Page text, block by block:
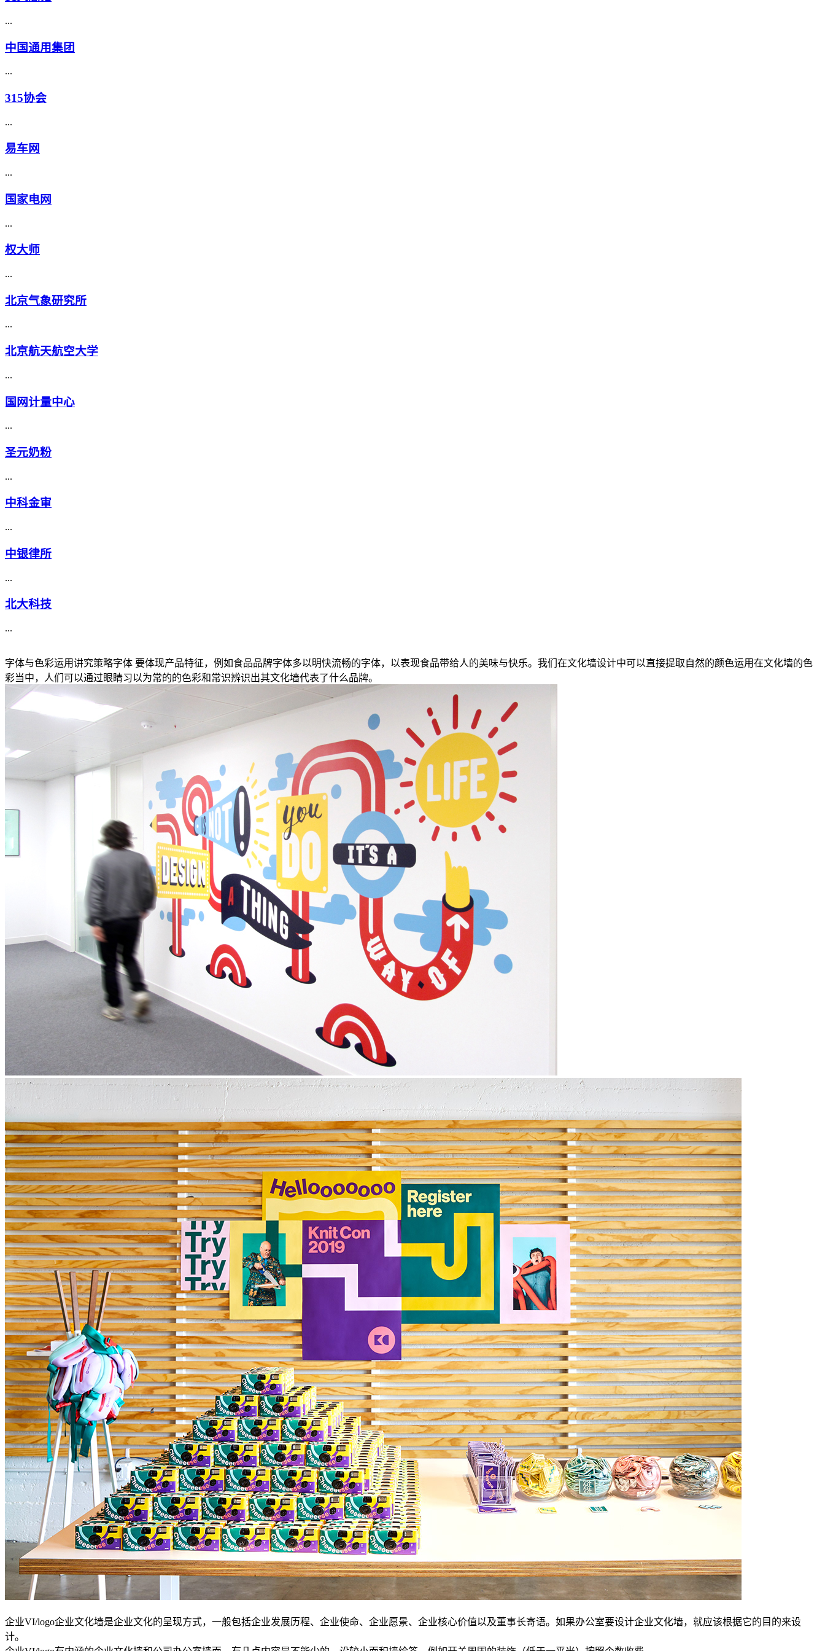
...
中国通用集团
...
315协会
...
易车网
...
国家电网
...
权大师
...
北京气象研究所
...
北京航天航空大学
...
国网计量中心
...
圣元奶粉
...
中科金审
...
中银律所
...
北大科技
...
字体与色彩运用讲究策略字体 要体现产品特征，例如食品品牌字体多以明快流畅的字体，以表现食品带给人的美味与快乐。我们在文化墙设计中可以直接提取自然的颜色运用在文化墙的色
彩当中，人们可以通过眼睛习以为常的的色彩和常识辨识出其文化墙代表了什么品牌。
企业VI/logo企业文化墙是企业文化的呈现方式，一般包括企业发展历程、企业使命、企业愿景、企业核心价值以及董事长寄语。如果办公室要设计企业文化墙，就应该根据它的目的来设
计。